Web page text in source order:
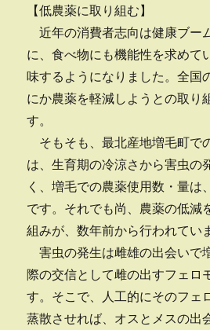
【低農薬に取り組む】
近年の消費者志向は健康ブー
に、食べ物にも機能性を求めて
味するようになりました。全国
にか農薬を軽減しようとの取り
す。
そもそも、最北産地増毛町で
は、生育期の冷涼さから害虫の
く、増毛での農薬使用数・量は
です。それでも尚、農薬の低減
組みが、数年前から行われてい
害虫の発生は雌雄の出会いで
際の交信として雌の出すフェロ
す。そこで、人工的にそのフェ
蒸散させれば、オスとメスの出